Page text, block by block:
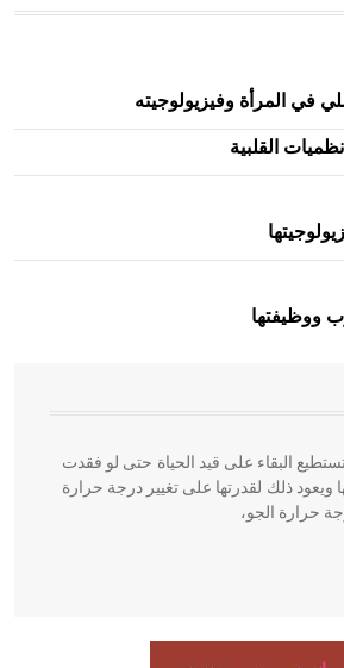
في المرأة وفيزيولوجيته
القلبية
ووظيفتها
نوع من الفنون الهندسية التي ارتبطت
في بلاد الشام ومصر خاصة، حيث يحرص
وخاصة في الواجهات
البقاء على قيد الحياة حتى لو فقدت
ويعود ذلك لقدرتها على تغيير درجة حرارة
حرارة الجو،
كتب في الطب أربعة مؤلفات هي: